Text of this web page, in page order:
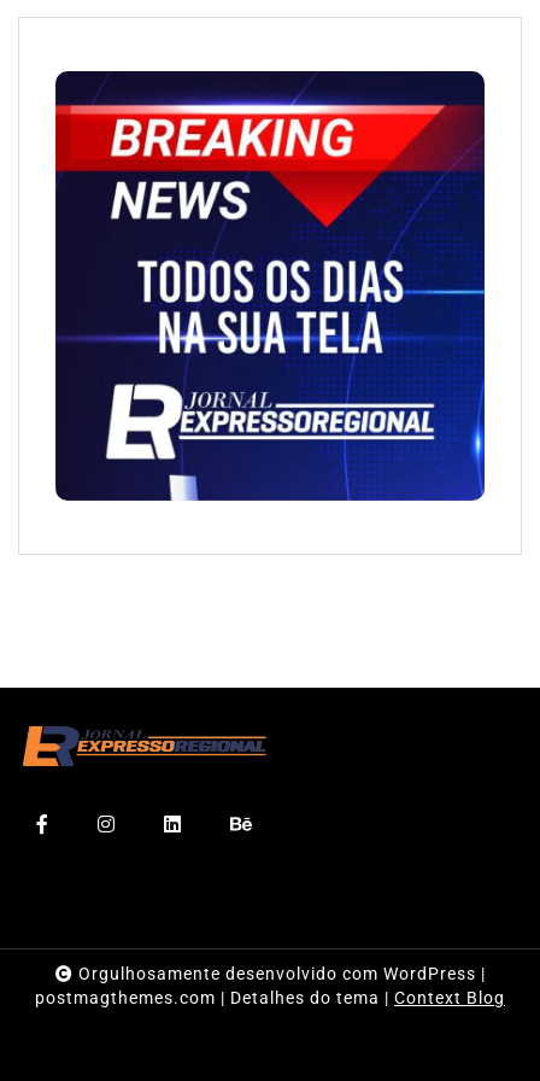
Orgulhosamente desenvolvido com WordPress |
postmagthemes.com | Detalhes do tema | Context Blog